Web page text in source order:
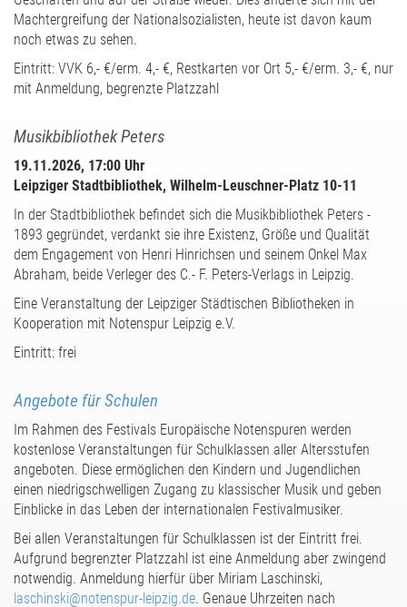
Machtergreifung der Nationalsozialisten, heute ist davon kaum
noch etwas zu sehen.
Eintritt: VVK 6,- €/erm. 4,- €, Restkarten vor Ort 5,- €/erm. 3,- €, nur
mit Anmeldung, begrenzte Platzzahl
Musikbibliothek Peters
19.11.2026, 17:00 Uhr
Leipziger Stadtbibliothek, Wilhelm-Leuschner-Platz 10-11
In der Stadtbibliothek befindet sich die Musikbibliothek Peters -
1893 gegründet, verdankt sie ihre Existenz, Größe und Qualität
dem Engagement von Henri Hinrichsen und seinem Onkel Max
Abraham, beide Verleger des C.- F. Peters-Verlags in Leipzig.
Eine Veranstaltung der Leipziger Städtischen Bibliotheken in
Kooperation mit Notenspur Leipzig e.V.
Eintritt: frei
Angebote für Schulen
Im Rahmen des Festivals Europäische Notenspuren werden
kostenlose Veranstaltungen für Schulklassen aller Altersstufen
angeboten. Diese ermöglichen den Kindern und Jugendlichen
einen niedrigschwelligen Zugang zu klassischer Musik und geben
Einblicke in das Leben der internationalen Festivalmusiker.
Bei allen Veranstaltungen für Schulklassen ist der Eintritt frei.
Aufgrund begrenzter Platzzahl ist eine Anmeldung aber zwingend
notwendig. Anmeldung hierfür über Miriam Laschinski,
laschinski@notenspur-leipzig.de. Genaue Uhrzeiten nach